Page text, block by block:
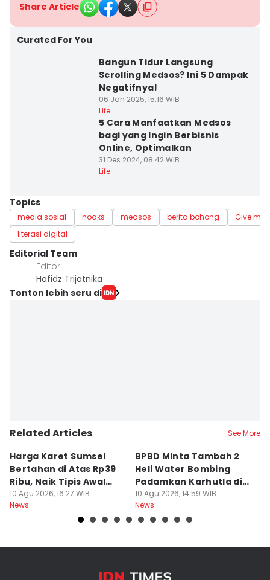
Share Article
Curated For You
Bangun Tidur Langsung
Scrolling Medsos? Ini 5 Dampak
Negatifnya!
06 Jan 2025, 15:16 WIB
Life
5 Cara Manfaatkan Medsos
bagi yang Ingin Berbisnis
Online, Optimalkan
31 Des 2024, 08:42 WIB
Life
Topics
media sosial hoaks medsos berita bohong
Give me
literasi digital
Editorial Team
Editor
Hafidz Trijatnika
Tonton lebih seru di
Related Articles See More
Harga Karet Sumsel
Bertahan di Atas Rp39
Ribu, Naik Tipis Awal
Pekan
10 Agu 2026, 16:27 WIB
News
BPBD Minta Tambah 2
Heli Water Bombing
Padamkan Karhutla di
Sumsel
10 Agu 2026, 14:59 WIB
News